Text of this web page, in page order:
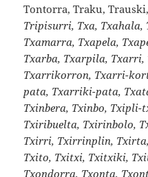
Tontorra, Traku,
Tripisurri, Txa, Txahala,
Txamarra, Txapela,
Txarba, Txarpila,
Txarrikorron, Txarri-
pata, Txarriki-pata,
Txinbera, Txinbo,
Txiribuelta, Txirinbolo,
Txirri, Txirrinplin,
Txito, Txitxi, Txitxiki,
Txondorra, Txonta,